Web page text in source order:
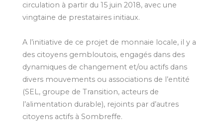
circulation à partir du 15 juin 2018, avec une
vingtaine de prestataires initiaux.
A l’initiative de ce projet de monnaie locale, il y a
des citoyens gembloutois, engagés dans des
dynamiques de changement et/ou actifs dans
divers mouvements ou associations de l’entité
(SEL, groupe de Transition, acteurs de
l’alimentation durable), rejoints par d’autres
citoyens actifs à Sombreffe.